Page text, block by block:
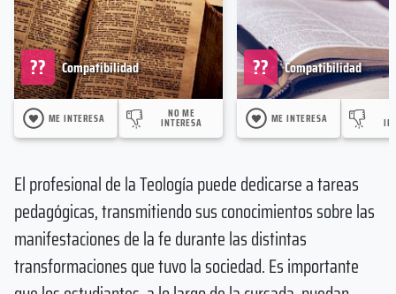
Compatibilidad
??
ME INTERESA NO ME
INTERESA
Compatibilidad
??
ME INTERESA
El profesional de la Teología puede dedicarse a tareas
pedagógicas, transmitiendo sus conocimientos sobre las
manifestaciones de la fe durante las distintas
transformaciones que tuvo la sociedad. Es importante